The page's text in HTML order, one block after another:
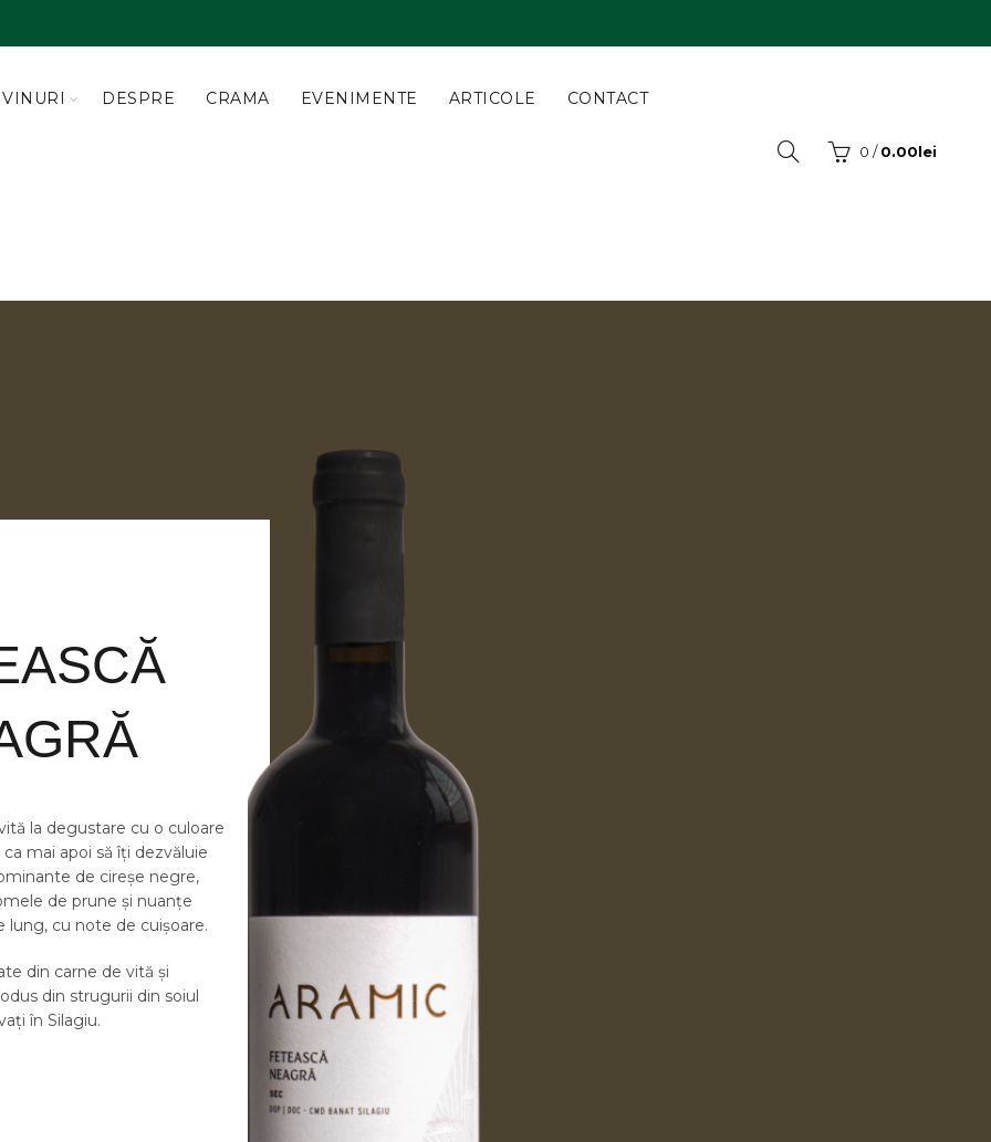
VINURI DESPRE CRAMA EVENIMENTE ARTICOLE CONTACT
0 / 0.00lei
la degustare cu o culoare
mai apoi să îți dezvăluie
de cireșe negre,
de prune și nuanțe
lung, cu note de cuișoare.
din carne de vită și
din strugurii din soiul
în Silagiu.